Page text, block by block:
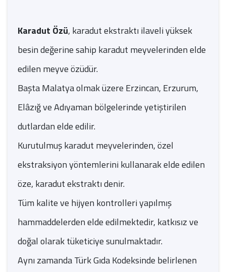
Karadut Özü, karadut ekstraktı ilaveli yüksek
besin değerine sahip karadut meyvelerinden elde
edilen meyve özüdür.
Başta Malatya olmak üzere Erzincan, Erzurum,
Elâzığ ve Adıyaman bölgelerinde yetiştirilen
dutlardan elde edilir.
Kurutulmuş karadut meyvelerinden, özel
ekstraksiyon yöntemlerini kullanarak elde edilen
öze, karadut ekstraktı denir.
Tüm kalite ve hijyen kontrolleri yapılmış
hammaddelerden elde edilmektedir, katkısız ve
doğal olarak tüketiciye sunulmaktadır.
Aynı zamanda Türk Gıda Kodeksinde belirlenen